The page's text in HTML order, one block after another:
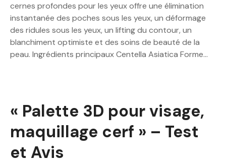
cernes profondes pour les yeux offre une élimination
instantanée des poches sous les yeux, un déformage
des ridules sous les yeux, un lifting du contour, un
blanchiment optimiste et des soins de beauté de la
peau. Ingrédients principaux Centella Asiatica Forme…
« Palette 3D pour visage,
maquillage cerf » – Test
et Avis